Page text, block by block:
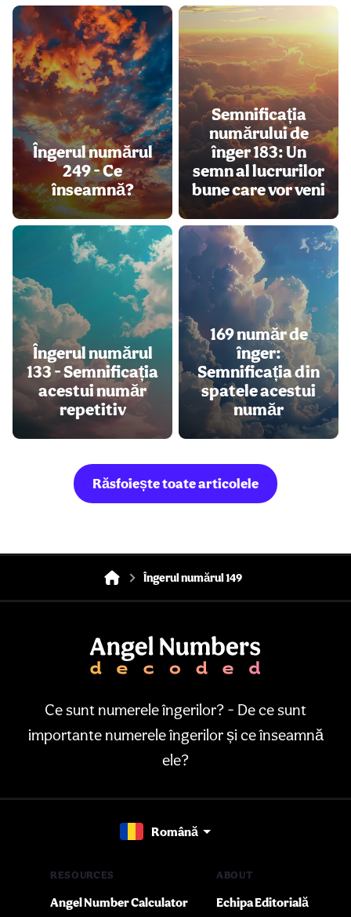
Îngerul numărul
249 - Ce
înseamnă?
Semnificația
numărului de
înger 183: Un
semn al lucrurilor
bune care vor veni
Îngerul numărul
133 - Semnificația
acestui număr
repetitiv
169 număr de
înger:
Semnificația din
spatele acestui
număr
Răsfoiește toate articolele
Îngerul numărul 149
Ce sunt numerele îngerilor? - De ce sunt
importante numerele îngerilor și ce înseamnă
ele?
Română
RESOURCES
Angel Number Calculator
ABOUT
Echipa Editorială